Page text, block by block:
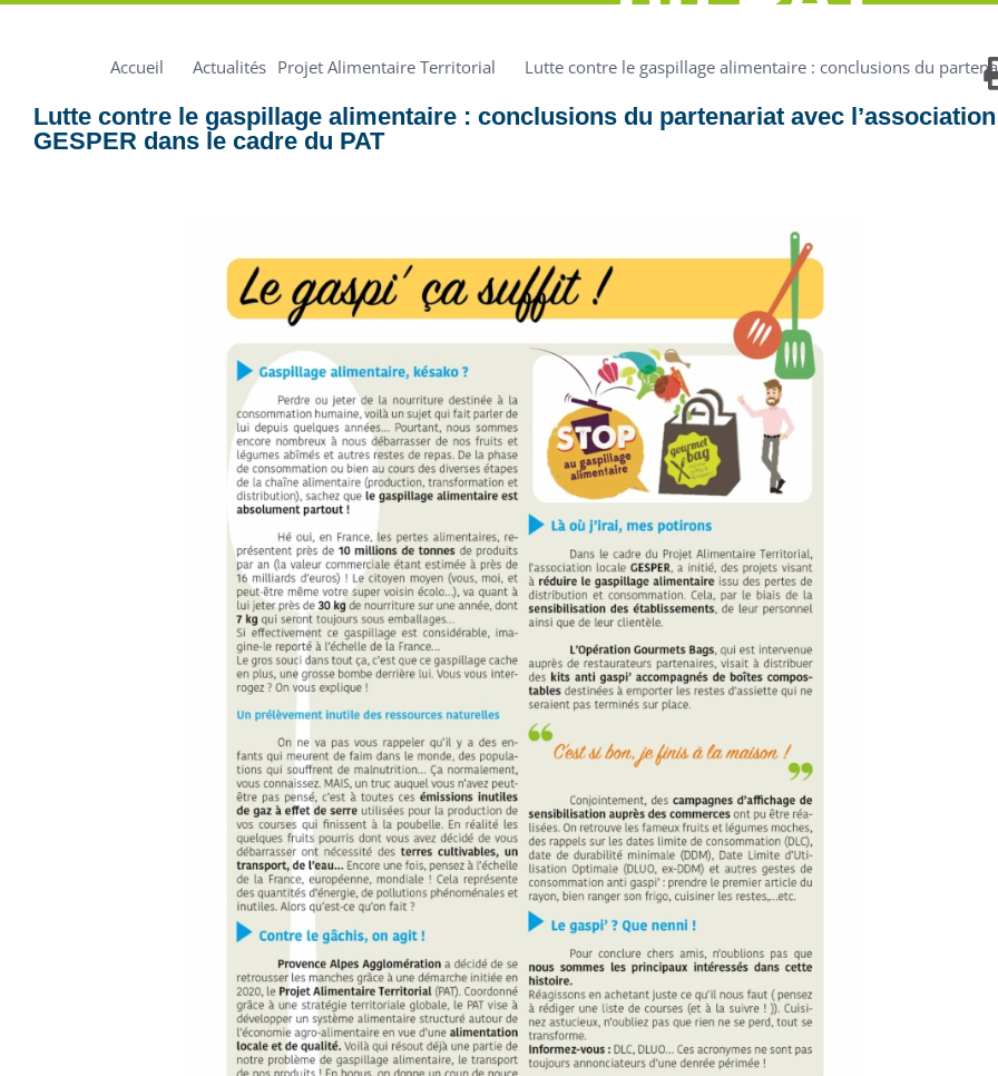
Accueil Actualités Projet Alimentaire Territorial Lutte contre le gaspillage alimentaire : conclusions du
Lutte contre le gaspillage alimentaire : conclusions du partenariat avec l’association
GESPER dans le cadre du PAT